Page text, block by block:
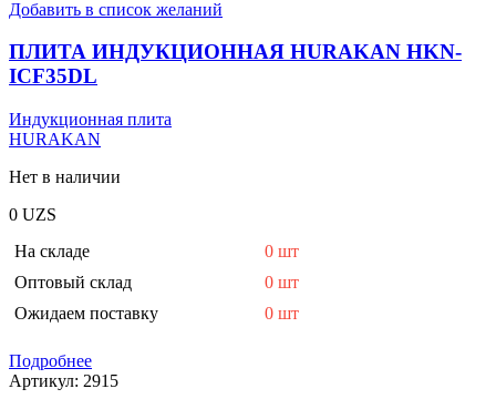
Добавить в список желаний
ПЛИТА ИНДУКЦИОННАЯ HURAKAN HKN-
ICF35DL
Индукционная плита
HURAKAN
Нет в наличии
0 UZS
На складе
0 шт
Оптовый склад
0 шт
Ожидаем поставку
0 шт
Подробнее
Артикул: 2915